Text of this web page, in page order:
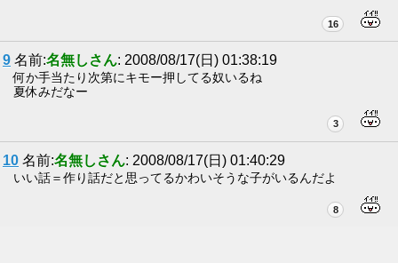
16
9 名前:名無しさん: 2008/08/17(日) 01:38:19
何か手当たり次第にキモー押してる奴いるね
夏休みだなー
3
10 名前:名無しさん: 2008/08/17(日) 01:40:29
いい話＝作り話だと思ってるかわいそうな子がいるんだよ
8